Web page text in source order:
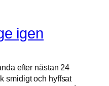
igen
efter nästan 24
smidigt och hyffsat